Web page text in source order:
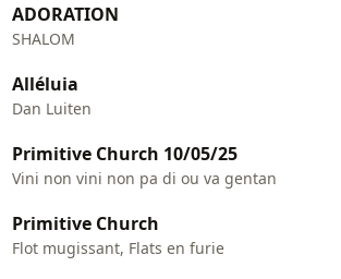
ADORATION
SHALOM
Alléluia
Dan Luiten
Primitive Church 10/05/25
Vini non vini non pa di ou va gentan
Primitive Church
Flot mugissant, Flats en furie